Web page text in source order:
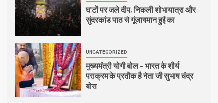
घाटों पर जले दीप, निकली शोभायात्रा और
सुंदरकांड पाठ से गूंजायमान हुई का
UNCATEGORIZED
मुख्यमंत्री योगी बोल – भारत के शौर्य
पराक्रम के प्रतीक है नेता जी सुभाष चंद्र
बोस